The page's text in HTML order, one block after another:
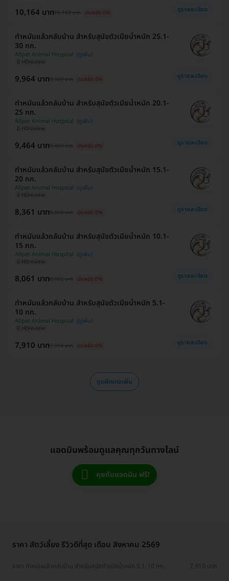
10,164 บาท10,169 บาท ประหยัด 0% ดูรายละเอียด
มี HDreview
ทำหมันแล้วกลับบ้าน สำหรับสุนัขตัวเมียน้ำหนัก 25.1-
30 กก.
Allpet Animal Hospital
9,964 บาท9,969 บาท ประหยัด 0% ดูรายละเอียด
มี HDreview
ทำหมันแล้วกลับบ้าน สำหรับสุนัขตัวเมียน้ำหนัก 20.1-
25 กก.
Allpet Animal Hospital
9,464 บาท9,469 บาท ประหยัด 0% ดูรายละเอียด
มี HDreview
ทำหมันแล้วกลับบ้าน สำหรับสุนัขตัวเมียน้ำหนัก 15.1-
20 กก.
Allpet Animal Hospital
8,361 บาท8,365 บาท ประหยัด 0% ดูรายละเอียด
มี HDreview
ทำหมันแล้วกลับบ้าน สำหรับสุนัขตัวเมียน้ำหนัก 10.1-
15 กก.
Allpet Animal Hospital
8,061 บาท8,065 บาท ประหยัด 0% ดูรายละเอียด
มี HDreview
ทำหมันแล้วกลับบ้าน สำหรับสุนัขตัวเมียน้ำหนัก 5.1-
10 กก.
Allpet Animal Hospital
7,910 บาท7,914 บาท ประหยัด 0% ดูรายละเอียด
ดูแพ็กเกจเพิ่ม
แอดมินพร้อมดูแลคุณทุกวันทางไลน์
คุยกับแอดมิน ฟรี!
ราคา สัตว์เลี้ยง รีวิวดีที่สุด เดือน สิงหาคม 2569
ราคา ทำหมันแล้วกลับบ้าน สำหรับสุนัขตัวเมียน้ำหนัก 5.1-10 กก. 7,910 บาท